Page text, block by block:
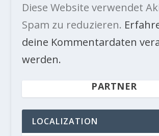
Diese Website verwendet
Spam zu reduzieren.
deine Kommentardaten
werden.
PARTNER
LOCALIZATION